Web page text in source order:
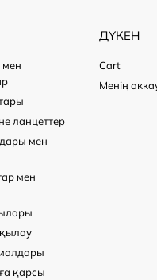
мен
ланцеттер
мен
мен
қарсы
ДҮКЕН
Cart
Менің